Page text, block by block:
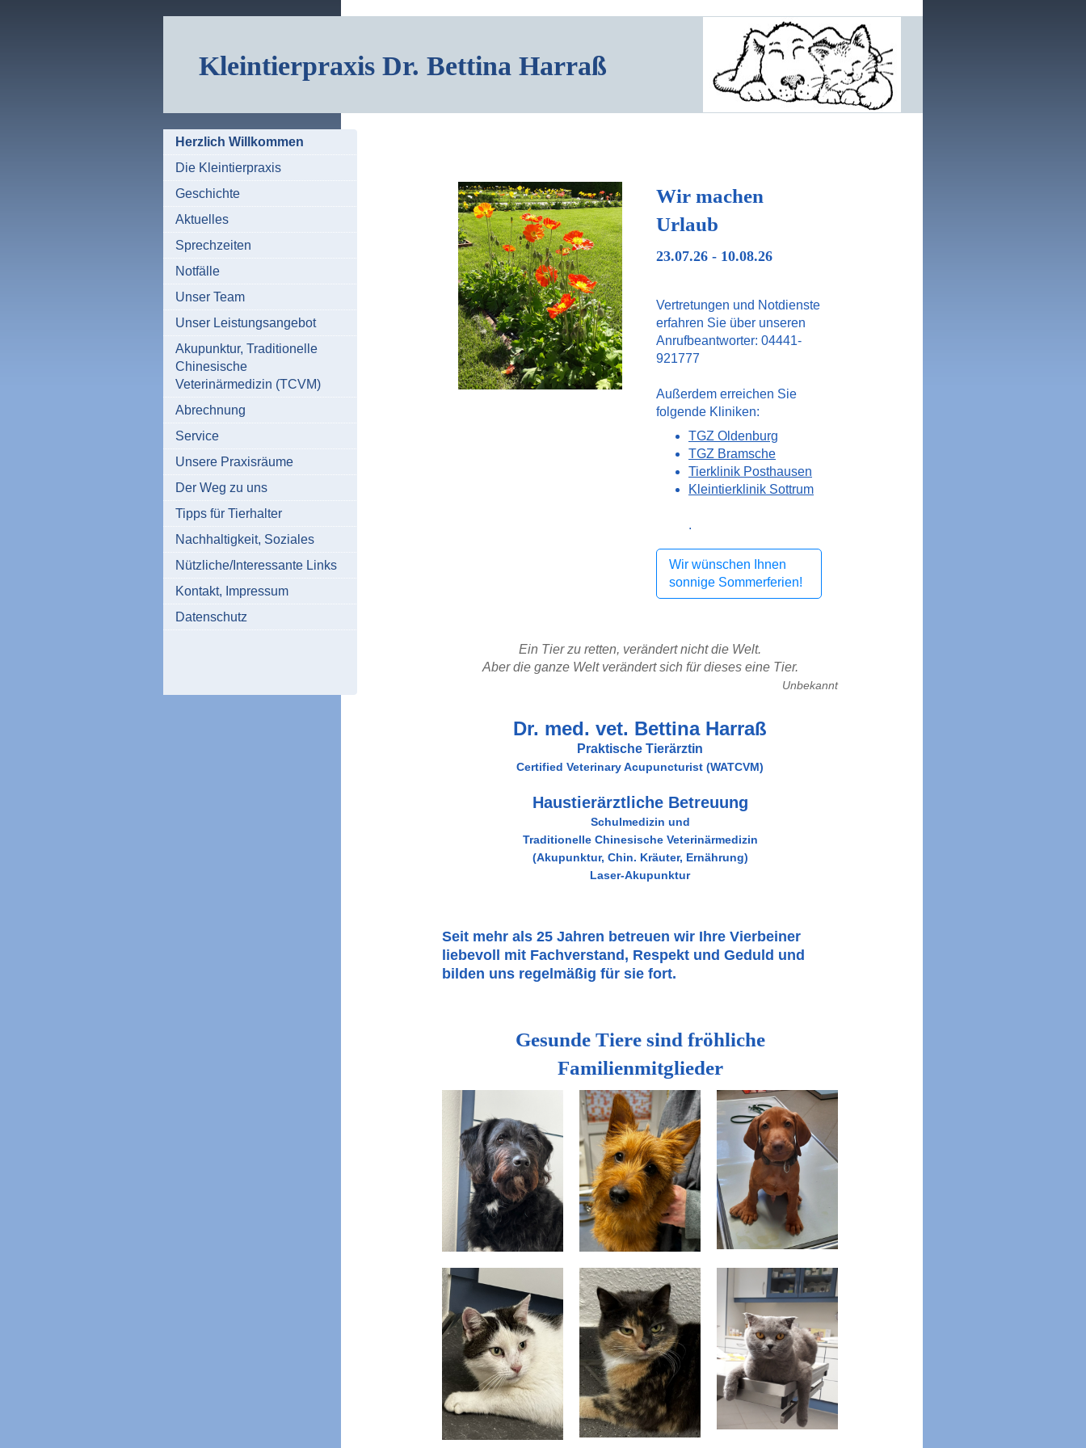
Kleintierpraxis Dr. Bettina Harraß
Wir machen
Urlaub
23.07.26 - 10.08.26
Vertretungen und Notdienste
erfahren Sie über unseren
Anrufbeantworter: 04441-
921777
Außerdem erreichen Sie
folgende Kliniken:
TGZ Oldenburg
TGZ Bramsche
Tierklinik Posthausen
Kleintierklinik Sottrum
.
Wir wünschen Ihnen
sonnige Sommerferien!
Ein Tier zu retten, verändert nicht die Welt.
Aber die ganze Welt verändert sich für dieses eine Tier.
Unbekannt
Dr. med. vet. Bettina Harraß
Praktische Tierärztin
Certified Veterinary Acupuncturist (WATCVM)
Haustierärztliche Betreuung
Schulmedizin und
Traditionelle Chinesische Veterinärmedizin
(Akupunktur, Chin. Kräuter, Ernährung)
Laser-Akupunktur
Seit mehr als 25 Jahren betreuen wir Ihre Vierbeiner
liebevoll mit Fachverstand, Respekt und Geduld und
bilden uns regelmäßig für sie fort.
Gesunde Tiere sind fröhliche
Familienmitglieder
Herzlich Willkommen
Die Kleintierpraxis
Geschichte
Aktuelles
Sprechzeiten
Notfälle
Unser Team
Unser Leistungsangebot
Akupunktur, Traditionelle
Chinesische
Veterinärmedizin (TCVM)
Abrechnung
Service
Unsere Praxisräume
Der Weg zu uns
Tipps für Tierhalter
Nachhaltigkeit, Soziales
Nützliche/Interessante Links
Kontakt, Impressum
Datenschutz